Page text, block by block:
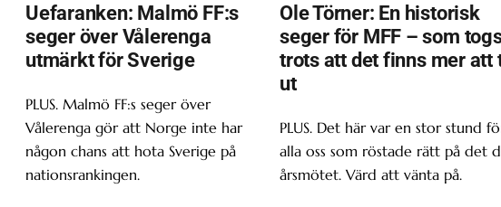
Uefaranken: Malmö FF:s
seger över Vålerenga
utmärkt för Sverige
PLUS. Malmö FF:s seger över
Vålerenga gör att Norge inte har
någon chans att hota Sverige på
nationsrankingen.
Ole Törner: En historisk
seger för MFF – som
trots att det finns mer att
ut
PLUS. Det här var en stor stund
alla oss som röstade rätt på det
årsmötet. Värd att vänta på.